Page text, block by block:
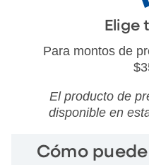
Elige
Para montos de
El producto de
disponible en
Cómo